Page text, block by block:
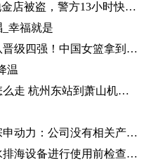
“我的金店被人偷了！”江西一地金店被盗，警方13小时快速侦破 每日看点
幸福就是
世界快看点丨亚洲杯击败韩国队晋级四强！中国女篮拿到世界杯及奥运资格赛席位
温
从杭州东站到萧山机场坐地铁怎么走 杭州东站到萧山机场有地铁 环球要闻
公司有没有减速器相关专利？宗申动力：公司没有相关产品以及专利
日本核监管机构对福岛核污染水排海设备进行使用前检查_速递